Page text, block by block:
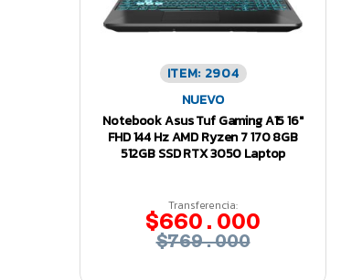
ITEM: 2904
NUEVO
Notebook Asus Tuf Gaming A15 16″
FHD 144 Hz AMD Ryzen 7 170 8GB
512GB SSD RTX 3050 Laptop
Transferencia:
$660.000
$769.000